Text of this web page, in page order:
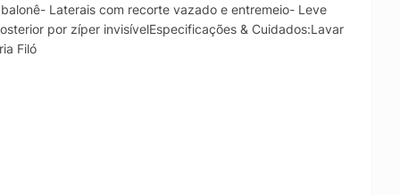
Laterais com recorte vazado e entremeio- Leve
por zíper invisívelEspecificações & Cuidados:Lavar
Filó